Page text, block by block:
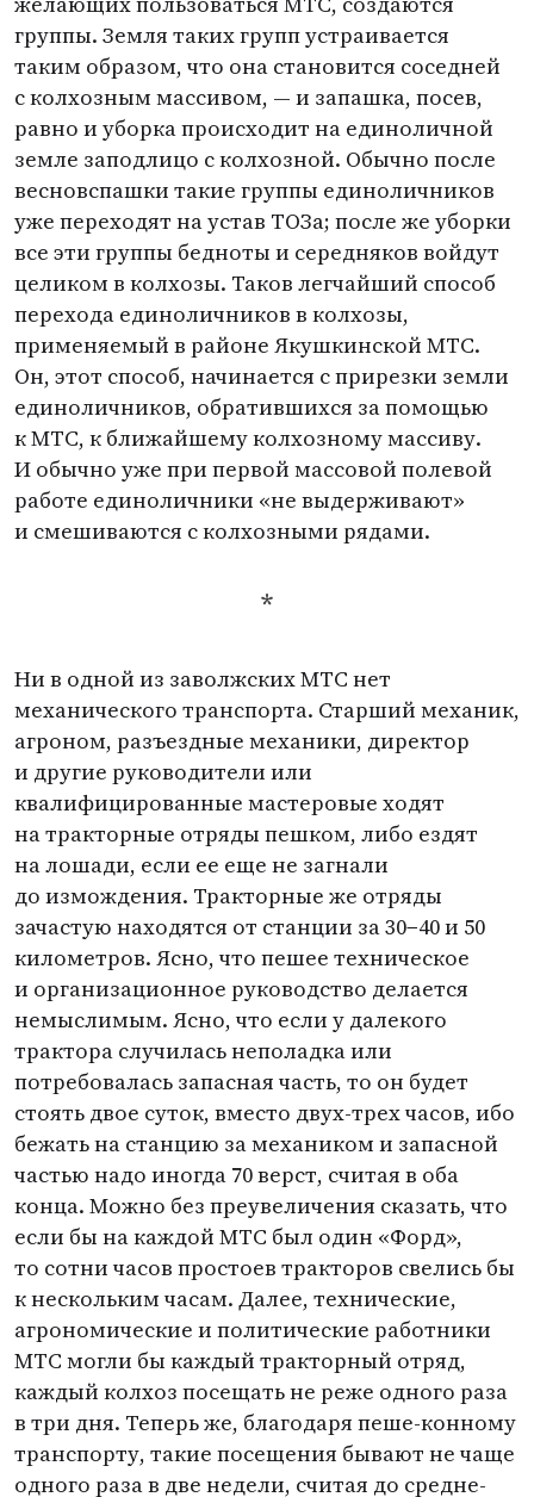
группы. Земля таких групп устраивается
таким образом, что она становится соседней
с колхозным массивом, — и запашка, посев,
равно и уборка происходит на единоличной
земле заподлицо с колхозной. Обычно после
весновспашки такие группы единоличников
уже переходят на устав ТОЗа; после же уборки
все эти группы бедноты и середняков войдут
целиком в колхозы. Таков легчайший способ
перехода единоличников в колхозы,
применяемый в районе Якушкинской МТС.
Он, этот способ, начинается с прирезки земли
единоличников, обратившихся за помощью
к МТС, к ближайшему колхозному массиву.
И обычно уже при первой массовой полевой
работе единоличники «не выдерживают»
и смешиваются с колхозными рядами.
*
Ни в одной из заволжских МТС нет
механического транспорта. Старший механик,
агроном, разъездные механики, директор
и другие руководители или
квалифицированные мастеровые ходят
на тракторные отряды пешком, либо ездят
на лошади, если ее еще не загнали
до измождения. Тракторные же отряды
зачастую находятся от станции за 30−40 и 50
километров. Ясно, что пешее техническое
и организационное руководство делается
немыслимым. Ясно, что если у далекого
трактора случилась неполадка или
потребовалась запасная часть, то он будет
стоять двое суток, вместо двух-трех часов, ибо
бежать на станцию за механиком и запасной
частью надо иногда 70 верст, считая в оба
конца. Можно без преувеличения сказать, что
если бы на каждой МТС был один «Форд»,
то сотни часов простоев тракторов свелись бы
к нескольким часам. Далее, технические,
агрономические и политические работники
МТС могли бы каждый тракторный отряд,
каждый колхоз посещать не реже одного раза
в три дня. Теперь же, благодаря пеше-конному
транспорту, такие посещения бывают не чаще
одного раза в две недели, считая до средне-